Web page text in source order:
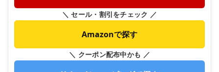
＼ セール・割引をチェック ／
Amazonで探す
＼ クーポン配布中かも ／